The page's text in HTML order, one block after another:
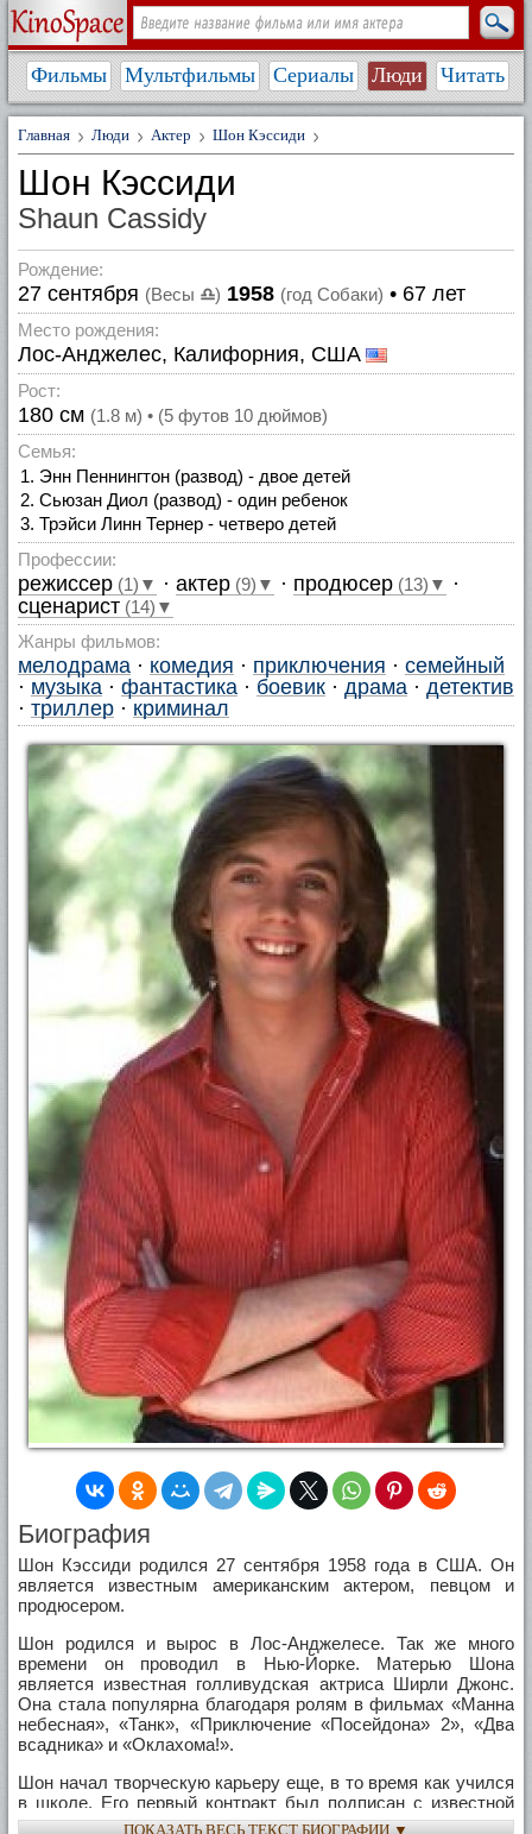
Фильмы Мультфильмы Сериалы Люди Читать
Главная Люди Актер Шон Кэссиди
Шон Кэссиди
Shaun Cassidy
Рождение:
27 сентября (Весы ♎) 1958 (год Собаки) • 67 лет
Место рождения:
Лос-Анджелес, Калифорния, США
Рост:
180 см (1.8 м) • (5 футов 10 дюймов)
Семья:
Энн Пеннингтон (развод) - двое детей
Сьюзан Диол (развод) - один ребенок
Трэйси Линн Тернер - четверо детей
Профессии:
режиссер (1)▼ · актер (9)▼ · продюсер (13)▼ ·
сценарист (14)▼
Жанры фильмов:
мелодрама · комедия · приключения · семейный
· музыка · фантастика · боевик · драма · детектив
· триллер · криминал
Биография
Шон Кэссиди родился 27 сентября 1958 года в США. Он
является известным американским актером, певцом и
продюсером.
Шон родился и вырос в Лос-Анджелесе. Так же много
времени он проводил в Нью-Йорке. Матерью Шона
является известная голливудская актриса Ширли Джонс.
Она стала популярна благодаря ролям в фильмах «Манна
небесная», «Танк», «Приключение «Посейдона» 2», «Два
всадника» и «Оклахома!».
Шон начал творческую карьеру еще, в то время как учился
в школе. Его первый контракт был подписан с известной
компанией «Warner Brothers».
ПОКАЗАТЬ ВЕСЬ ТЕКСТ БИОГРАФИИ ▼